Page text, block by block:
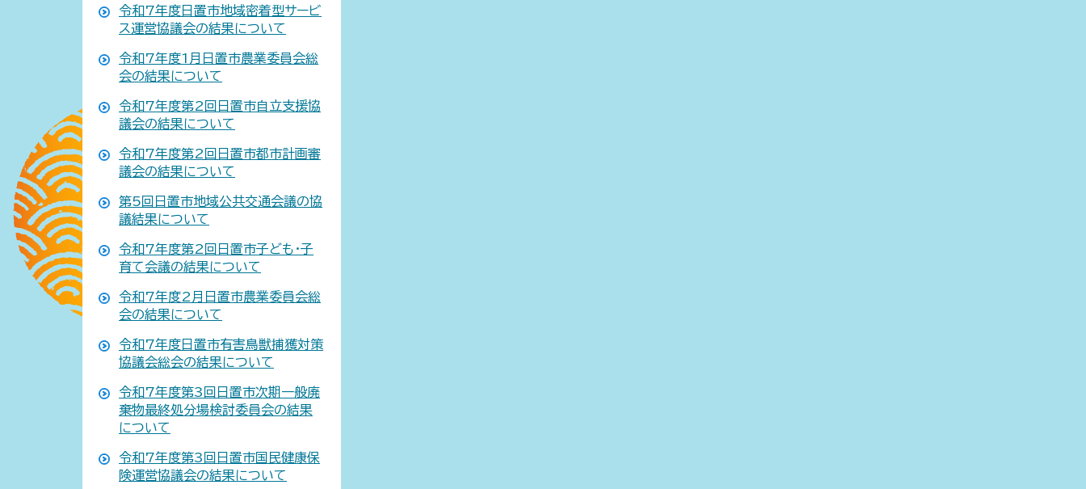
令和7年度日置市地域密着型サービ
ス運営協議会の結果について
令和7年度1月日置市農業委員会総
会の結果について
令和7年度第2回日置市自立支援協
議会の結果について
令和7年度第2回日置市都市計画審
議会の結果について
第5回日置市地域公共交通会議の協
議結果について
令和7年度第2回日置市子ども・子
育て会議の結果について
令和7年度2月日置市農業委員会総
会の結果について
令和7年度日置市有害鳥獣捕獲対策
協議会総会の結果について
令和7年度第3回日置市次期一般廃
棄物最終処分場検討委員会の結果
について
令和7年度第3回日置市国民健康保
険運営協議会の結果について